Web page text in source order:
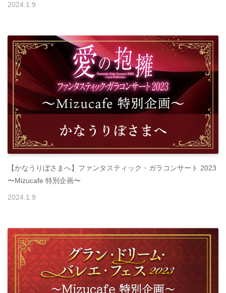
2024.1.9
【かなうりぼさまへ】ファンタスティック・ガラコンサート 2023
〜Mizucafe 特別企画〜
2024.1.9